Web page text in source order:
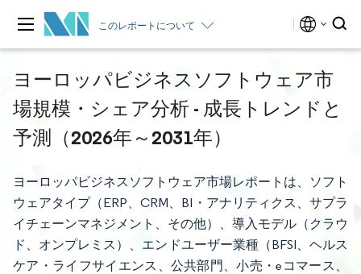
このレポートについて
ヨーロッパビジネスソフトウェア市
場規模・シェア分析 - 成長トレンドと
予測（2026年～2031年）
ヨーロッパビジネスソフトウェア市場レポートは、ソフト
ウェアタイプ（ERP、CRM、BI・アナリティクス、サプラ
イチェーンマネジメント、その他）、導入モデル（クラウ
ド、オンプレミス）、エンドユーザー業種（BFSI、ヘルス
ケア・ライフサイエンス、公共部門、小売・eコマース、